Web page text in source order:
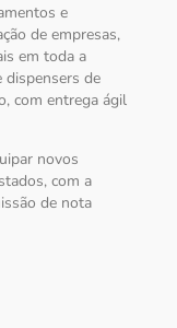
e
de empresas,
em toda a
dispensers de
com entrega ágil
novos
com a
de nota